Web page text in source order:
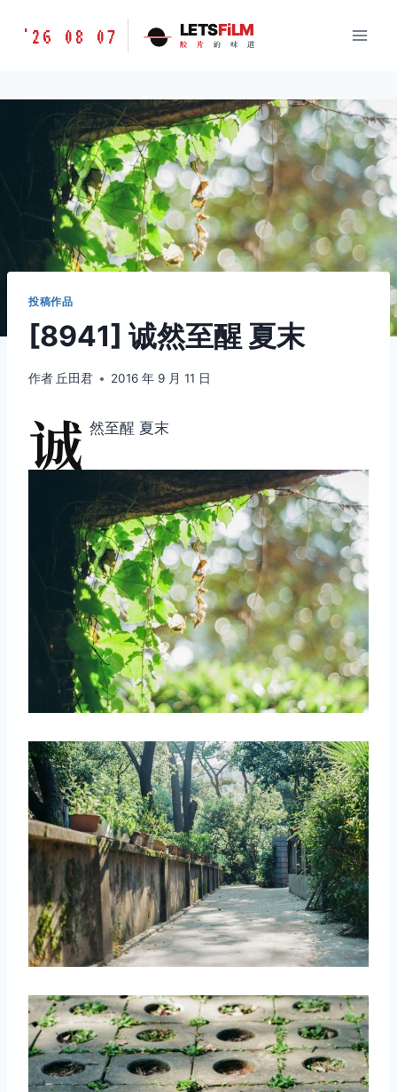
胶
味
LETSFILM
'26 08 07 LETSFiLM
胶 片 的 味 道
投稿作品
[8941] 诚然至醒 夏末
作者 丘田君 2016 年 9 月 11 日
诚 然至醒 夏末